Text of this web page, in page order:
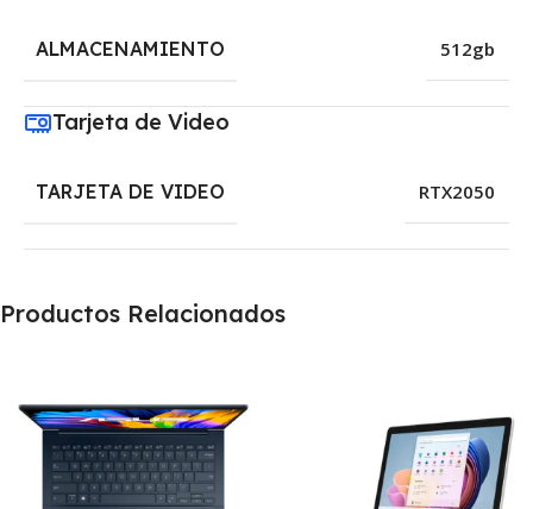
ALMACENAMIENTO 512gb
Tarjeta de Video
TARJETA DE VIDEO RTX2050
Productos Relacionados